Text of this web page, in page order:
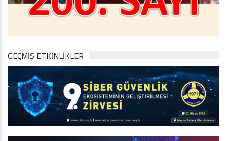
GEÇMİŞ ETKİNLİKLER